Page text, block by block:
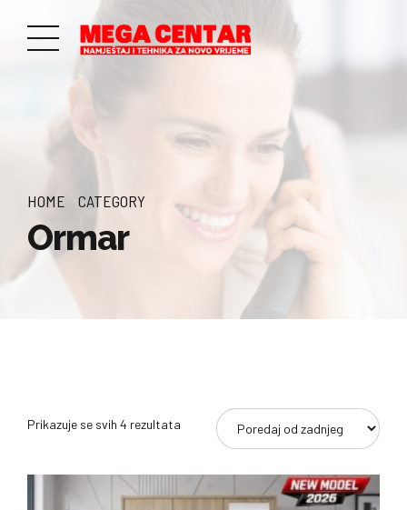
HOME CATEGORY
Ormar
Prikazuje se svih 4 rezultata Poredano
najnovijem